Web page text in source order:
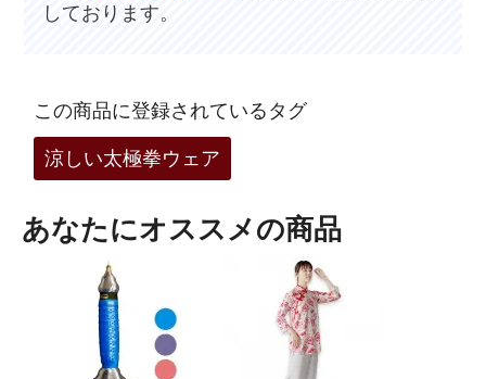
しております。
この商品に登録されているタグ
涼しい太極拳ウェア
あなたにオススメの商品